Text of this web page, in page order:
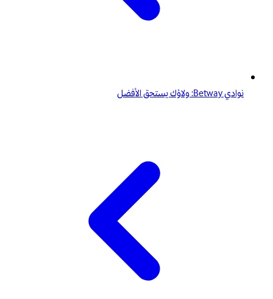
نوادي Betway: ولاؤك يستحق الأفضل